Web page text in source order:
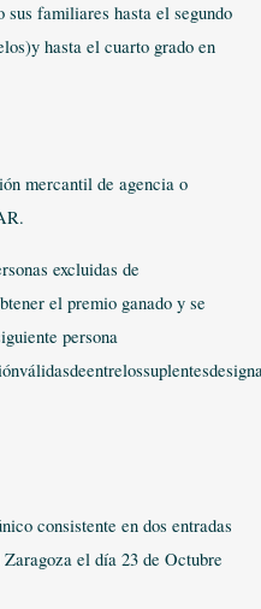
familiares hasta el segundo
hasta el cuarto grado en
mercantil de agencia o
excluidas de
el premio ganado y se
persona
consistente en dos entradas
el día 23 de Octubre